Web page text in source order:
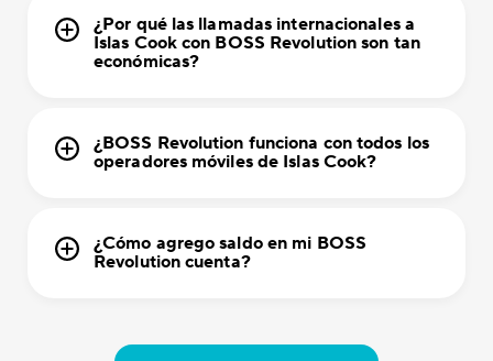
¿Por qué las llamadas internacionales a
Islas Cook con BOSS Revolution son tan
económicas?
¿BOSS Revolution funciona con todos los
operadores móviles de Islas Cook?
¿Cómo agrego saldo en mi BOSS
Revolution cuenta?